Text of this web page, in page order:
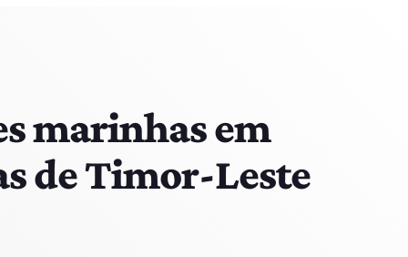
marinhas em
de Timor-Leste